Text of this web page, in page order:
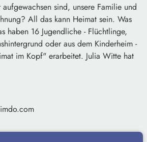
sind, unsere Familie und
All das kann Heimat sein. Was
haben 16 Jugendliche - Flüchtlinge,
oder aus dem Kinderheim -
im Kopf" erarbeitet. Julia Witte hat